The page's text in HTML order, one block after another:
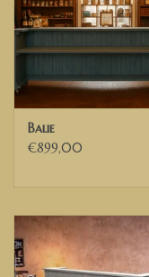
Balie
€899,00